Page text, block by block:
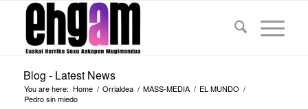
Blog - Latest News
You are here: Home / Orrialdea / MASS-MEDIA / EL MUNDO /
Pedro sin miedo